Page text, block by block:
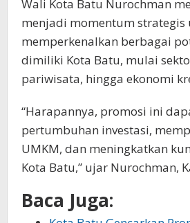
Wali Kota Batu Nurochman
menjadi momentum strategis
memperkenalkan berbagai
dimiliki Kota Batu, mulai
pariwisata, hingga ekonomi
“Harapannya, promosi ini
pertumbuhan investasi,
UMKM, dan meningkatkan
Kota Batu,” ujar Nurochman,
Baca Juga: